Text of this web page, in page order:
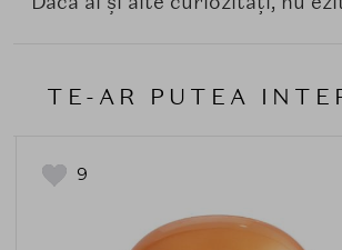
TE-AR PUTEA
9